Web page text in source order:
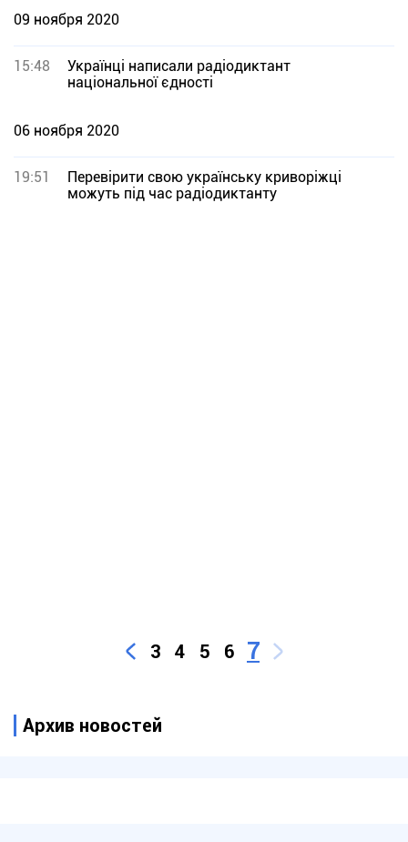
09 ноября 2020
15:48
Українці написали радіодиктант
національної єдності
06 ноября 2020
19:51
Перевірити свою українську криворіжці
можуть під час радіодиктанту
3 4 5 6 7
Архив новостей